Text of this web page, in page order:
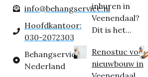
info@behangservice.nl
Hoofdkantoor:
030-2072303
Behangservice
Nederland
inhuren in
Veenendaal?
Dit is het...
Renostuc voor
nieuwbouw in